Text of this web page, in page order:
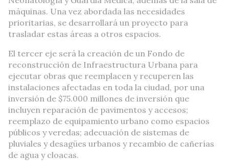
máquinas. Una vez abordada las necesidades
prioritarias, se desarrollará un proyecto para
trasladar estas áreas a otros espacios.
El tercer eje será la creación de un Fondo de
reconstrucción de Infraestructura Urbana para
ejecutar obras que reemplacen y recuperen las
instalaciones afectadas en toda la ciudad, por una
inversión de $75.000 millones de inversión que
incluyen reparación de pavimentos y accesos;
reemplazo de equipamiento urbano como espacios
públicos y veredas; adecuación de sistemas de
pluviales y desagües urbanos y recambio de cañerías
de agua y cloacas.